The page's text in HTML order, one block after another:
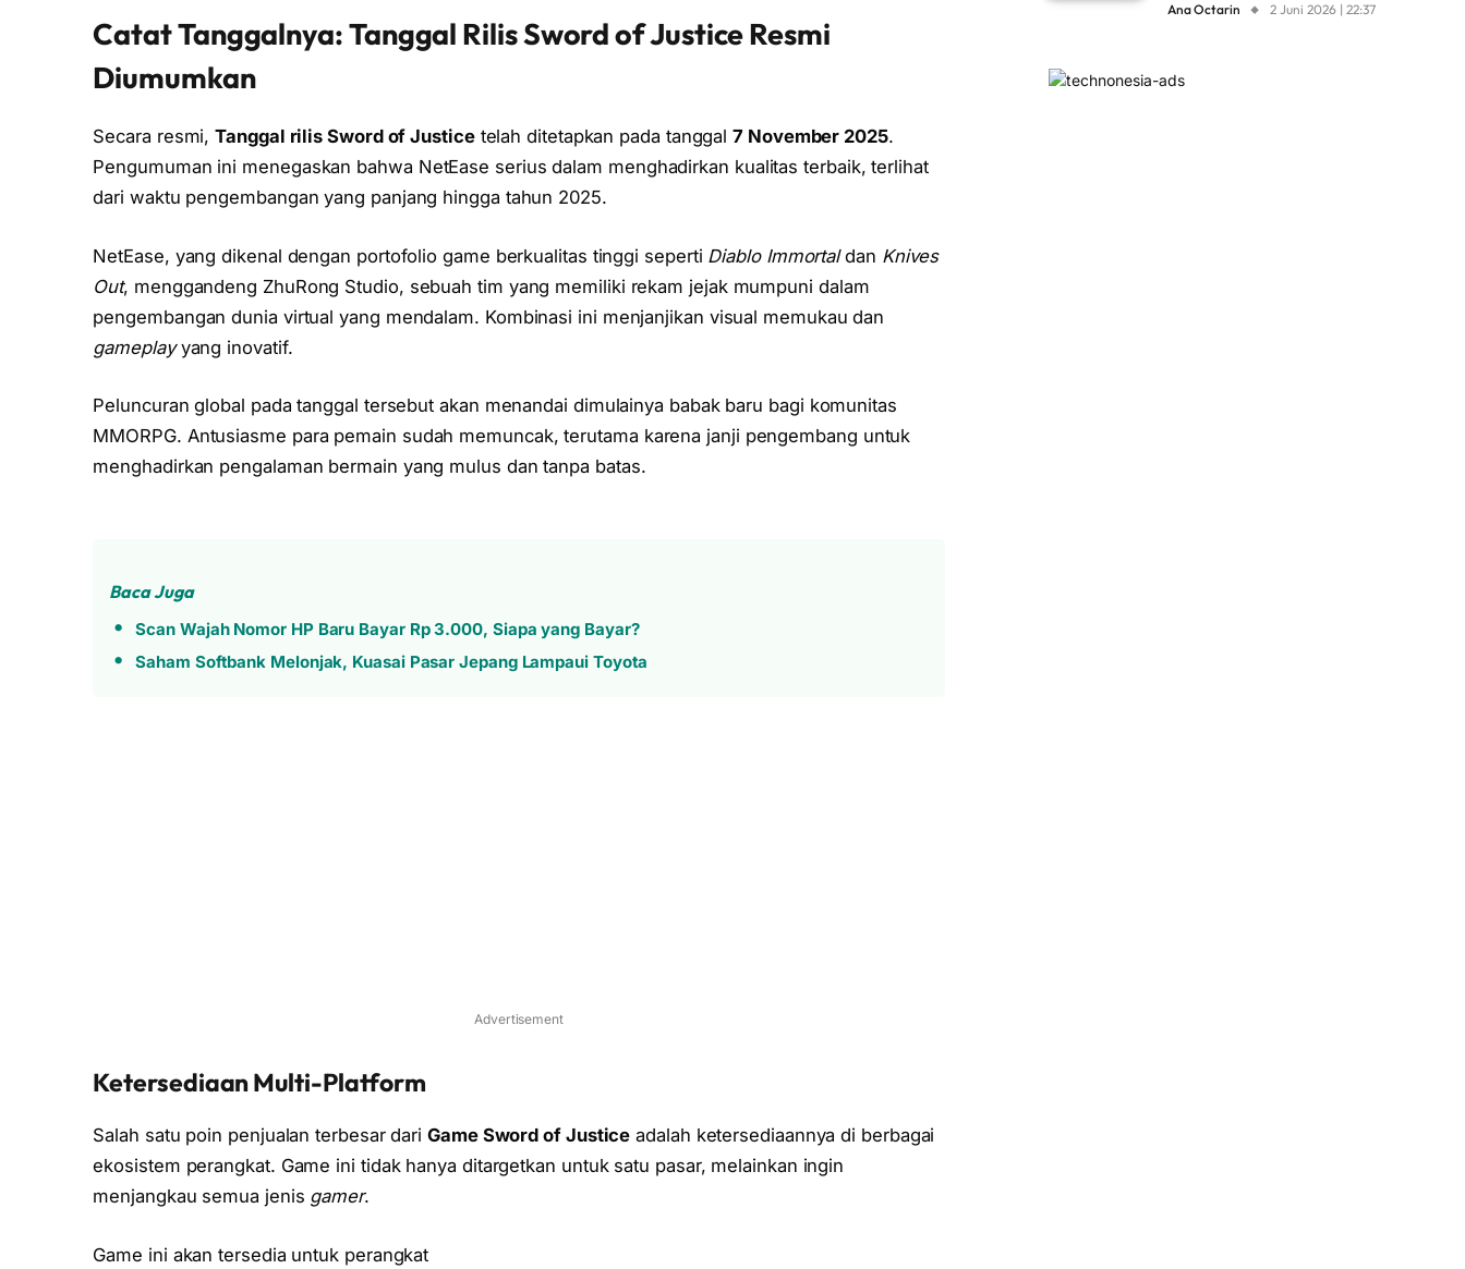
Catat Tanggalnya: Tanggal Rilis Sword of Justice Resmi
Diumumkan
Secara resmi,Tanggal rilis Sword of Justicetelah ditetapkan pada tanggal7 November 2025.
Pengumuman ini menegaskan bahwa NetEase serius dalam menghadirkan kualitas terbaik, terlihat
dari waktu pengembangan yang panjang hingga tahun 2025.
NetEase, yang dikenal dengan portofolio game berkualitas tinggi seperti Diablo Immortaldan Knives
Out, menggandeng ZhuRong Studio, sebuah tim yang memiliki rekam jejak mumpuni dalam
pengembangan dunia virtual yang mendalam. Kombinasi ini menjanjikan visual memukau dan
gameplayyang inovatif.
Peluncuran global pada tanggal tersebut akan menandai dimulainya babak baru bagi komunitas
MMORPG. Antusiasme para pemain sudah memuncak, terutama karena janji pengembang untuk
menghadirkan pengalaman bermain yang mulus dan tanpa batas.
Baca Juga
Scan Wajah Nomor HP Baru Bayar Rp 3.000, Siapa yang Bayar?
Saham Softbank Melonjak, Kuasai Pasar Jepang Lampaui Toyota
Advertisement
Ketersediaan Multi-Platform
Salah satu poin penjualan terbesar dariGame Sword of Justice adalah ketersediaannya di berbagai
ekosistem perangkat. Game ini tidak hanya ditargetkan untuk satu pasar, melainkan ingin
menjangkau semua jenis gamer.
Game ini akan tersedia untuk perangkat
Ana Octarin 2 Juni 2026 | 22:37